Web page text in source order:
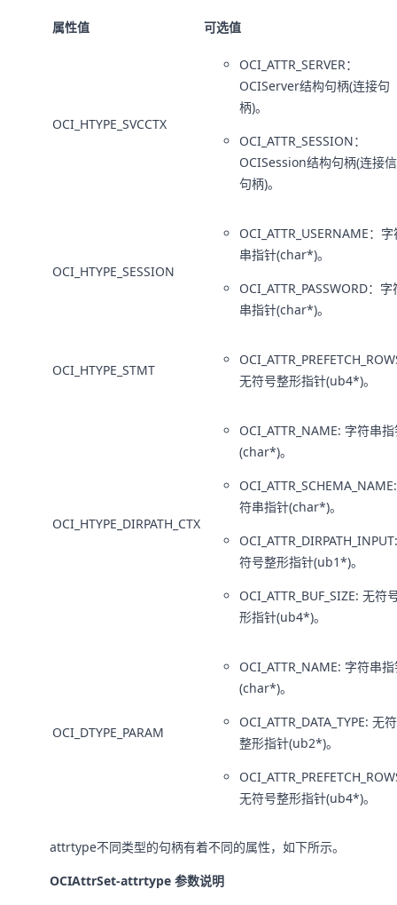
属性值 可选值
OCI_HTYPE_SVCCTX
OCI_ATTR_SERVER：
OCIServer结构句柄(连接句
柄)。
OCI_ATTR_SESSION：
OCISession结构句柄(连接
句柄)。
OCI_HTYPE_SESSION
OCI_ATTR_USERNAME：字
串指针(char*)。
OCI_ATTR_PASSWORD：字
串指针(char*)。
OCI_HTYPE_STMT
无符号整形指针(ub4*)。
OCI_HTYPE_DIRPATH_CTX
OCI_ATTR_NAME: 字符串
(char*)。
符串指针(char*)。
符号整形指针(ub1*)。
OCI_ATTR_BUF_SIZE: 无符
形指针(ub4*)。
OCI_DTYPE_PARAM
OCI_ATTR_NAME: 字符串
(char*)。
OCI_ATTR_DATA_TYPE: 无
整形指针(ub2*)。
无符号整形指针(ub4*)。
attrtype不同类型的句柄有着不同的属性，如下所示。
OCIAttrSet-attrtype 参数说明